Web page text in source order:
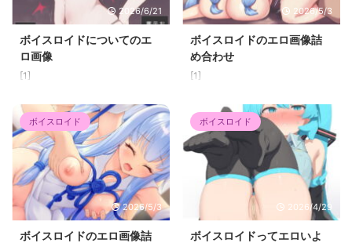
2026/6/21
ボイスロイドについてのエ
ロ画像
[1]
2026/5/3
ボイスロイドのエロ画像詰
め合わせ
[1]
ボイスロイド
2026/5/3
ボイスロイドのエロ画像詰
ボイスロイド
2026/4/29
ボイスロイドってエロいよ